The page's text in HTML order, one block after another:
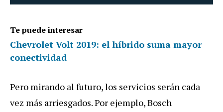
Te puede interesar
Chevrolet Volt 2019: el híbrido suma mayor
conectividad
Pero mirando al futuro, los servicios serán cada
vez más arriesgados. Por ejemplo, Bosch